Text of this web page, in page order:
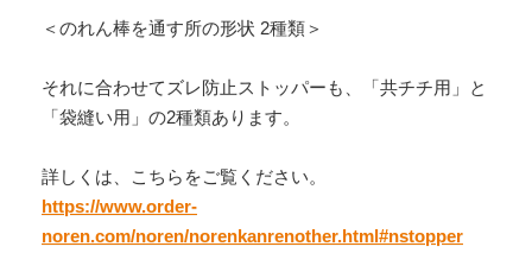
＜のれん棒を通す所の形状 2種類＞
それに合わせてズレ防止ストッパーも、「共チチ用」と
「袋縫い用」の2種類あります。
詳しくは、こちらをご覧ください。
https://www.order-
noren.com/noren/norenkanrenother.html#nstopper